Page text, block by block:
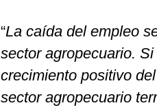
“La caída del empleo
sector agropecuario.
crecimiento positivo
sector agropecuario